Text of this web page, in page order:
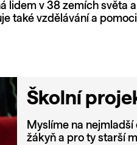
lidem v 38 zemích světa
také vzdělávání a
Školní
Myslíme na
žákyň a pro ty starší